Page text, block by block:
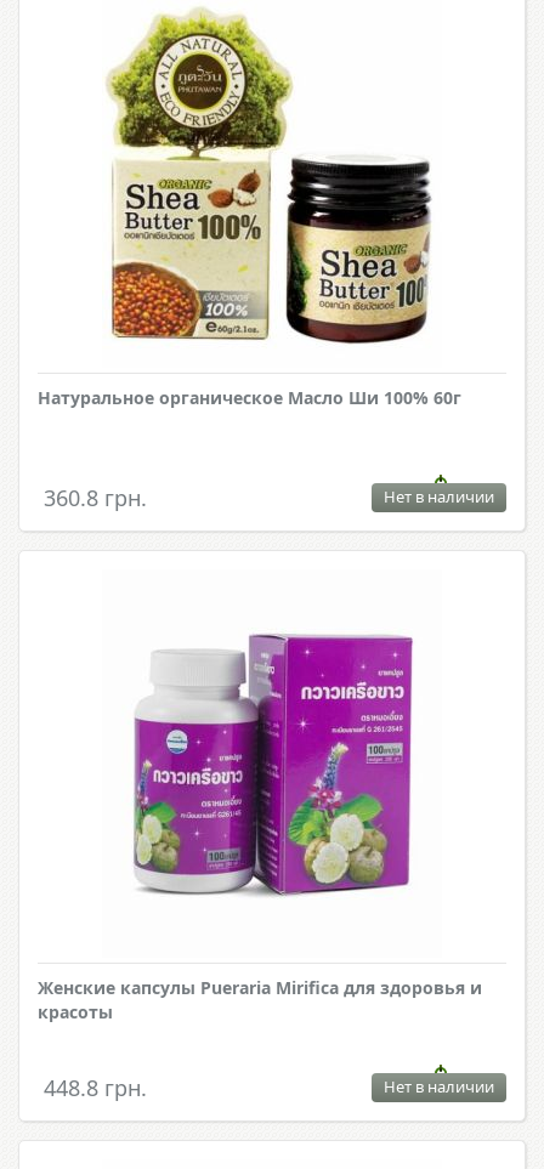
Натуральное органическое Масло Ши 100% 60г
360.8 грн. Нет в наличии
Женские капсулы Pueraria Mirifica для здоровья и
красоты
448.8 грн. Нет в наличии